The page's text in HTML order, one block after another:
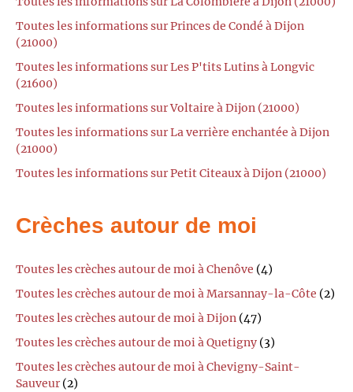
Toutes les informations sur Princes de Condé à Dijon
(21000)
Toutes les informations sur Les P'tits Lutins à Longvic
(21600)
Toutes les informations sur Voltaire à Dijon (21000)
Toutes les informations sur La verrière enchantée à Dijon
(21000)
Toutes les informations sur Petit Citeaux à Dijon (21000)
Crèches autour de moi
Toutes les crèches autour de moi à Chenôve (4)
Toutes les crèches autour de moi à Marsannay-la-Côte (2)
Toutes les crèches autour de moi à Dijon (47)
Toutes les crèches autour de moi à Quetigny (3)
Toutes les crèches autour de moi à Chevigny-Saint-
Sauveur (2)